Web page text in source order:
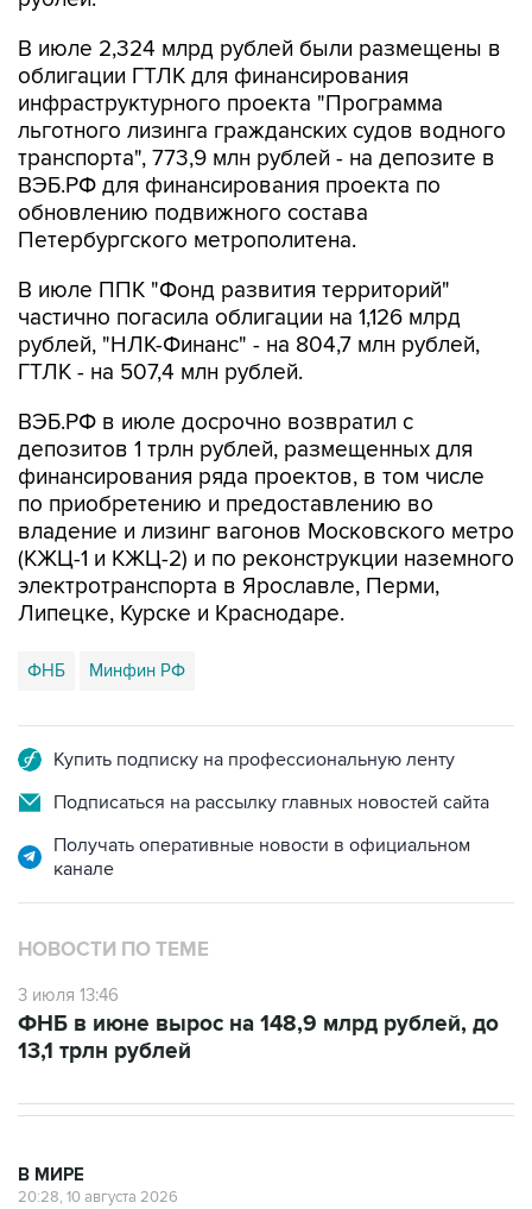
В июле 2,324 млрд рублей были размещены в
облигации ГТЛК для финансирования
инфраструктурного проекта "Программа
льготного лизинга гражданских судов водного
транспорта", 773,9 млн рублей - на депозите в
ВЭБ.РФ для финансирования проекта по
обновлению подвижного состава
Петербургского метрополитена.
В июле ППК "Фонд развития территорий"
частично погасила облигации на 1,126 млрд
рублей, "НЛК-Финанс" - на 804,7 млн рублей,
ГТЛК - на 507,4 млн рублей.
ВЭБ.РФ в июле досрочно возвратил с
депозитов 1 трлн рублей, размещенных для
финансирования ряда проектов, в том числе
по приобретению и предоставлению во
владение и лизинг вагонов Московского метро
(КЖЦ-1 и КЖЦ-2) и по реконструкции наземного
электротранспорта в Ярославле, Перми,
Липецке, Курске и Краснодаре.
ФНБ Минфин РФ
Купить подписку на профессиональную ленту
Подписаться на рассылку главных новостей сайта
Получать оперативные новости в официальном
канале
НОВОСТИ ПО ТЕМЕ
3 июля 13:46
ФНБ в июне вырос на 148,9 млрд рублей, до
13,1 трлн рублей
В МИРЕ
20:28, 10 августа 2026